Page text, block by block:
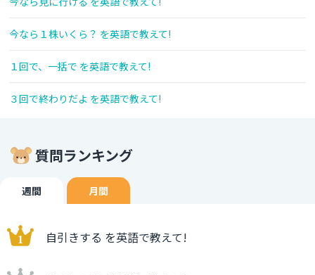
今なら１株いくら？ を英語で教えて!
１回で、一括で を英語で教えて!
３回で終わりだよ を英語で教えて!
質問ランキング
週間 月間
自引きする を英語で教えて!